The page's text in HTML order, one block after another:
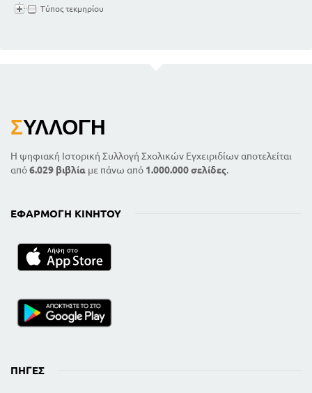
Τύπος τεκμηρίου
ΣΥΛΛΟΓΉ
Η ψηφιακή Ιστορική Συλλογή Σχολικών Εγχειριδίων αποτελείται
από6.029 βιβλία με πάνω από 1.000.000 σελίδες.
ΕΦΑΡΜΟΓΉ ΚΙΝΗΤΟΎ
ΠΗΓΈΣ